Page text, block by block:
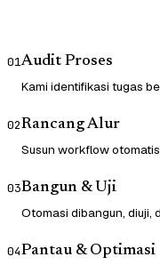
01Audit Proses
Kami identifikasi tugas
02Rancang Alur
Susun workflow
03Bangun & Uji
Otomasi dibangun, diuji,
04Pantau & Optimasi